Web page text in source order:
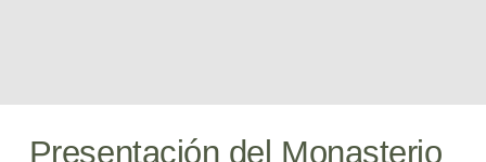
Presentación del Monasterio